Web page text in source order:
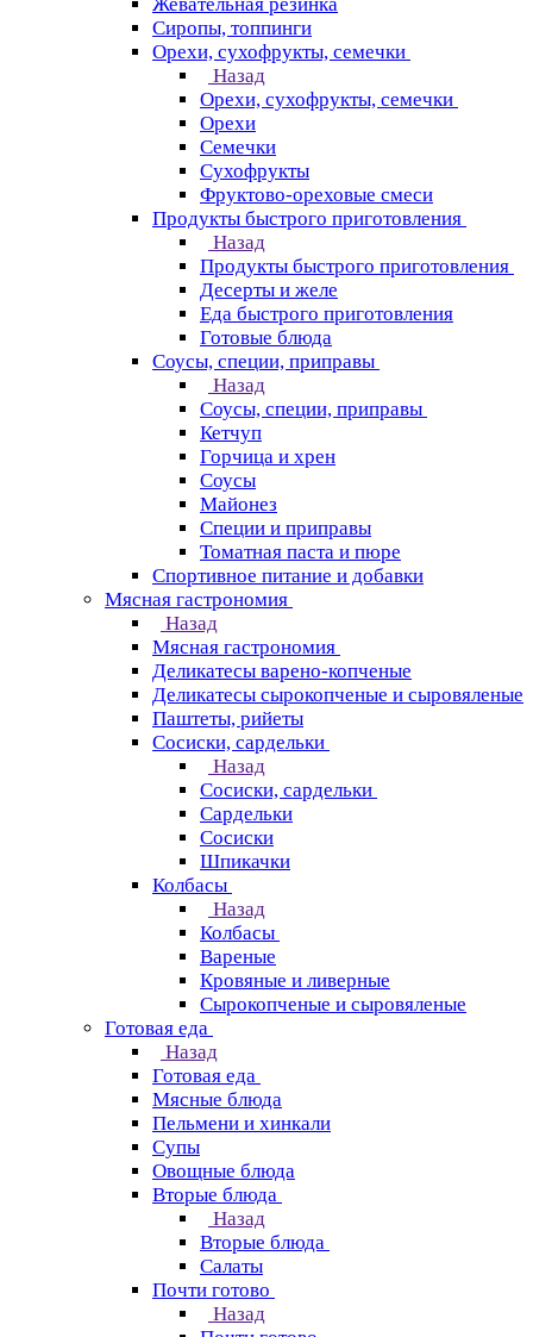
Сиропы, топпинги
Орехи, сухофрукты, семечки
Назад
Орехи, сухофрукты, семечки
Орехи
Семечки
Сухофрукты
Фруктово-ореховые смеси
Продукты быстрого приготовления
Назад
Продукты быстрого приготовления
Десерты и желе
Еда быстрого приготовления
Готовые блюда
Соусы, специи, приправы
Назад
Соусы, специи, приправы
Кетчуп
Горчица и хрен
Соусы
Майонез
Специи и приправы
Томатная паста и пюре
Спортивное питание и добавки
Мясная гастрономия
Назад
Мясная гастрономия
Деликатесы варено-копченые
Деликатесы сырокопченые и сыровяленые
Паштеты, рийеты
Сосиски, сардельки
Назад
Сосиски, сардельки
Сардельки
Сосиски
Шпикачки
Колбасы
Назад
Колбасы
Вареные
Кровяные и ливерные
Сырокопченые и сыровяленые
Готовая еда
Назад
Готовая еда
Мясные блюда
Пельмени и хинкали
Супы
Овощные блюда
Вторые блюда
Назад
Вторые блюда
Салаты
Почти готово
Назад